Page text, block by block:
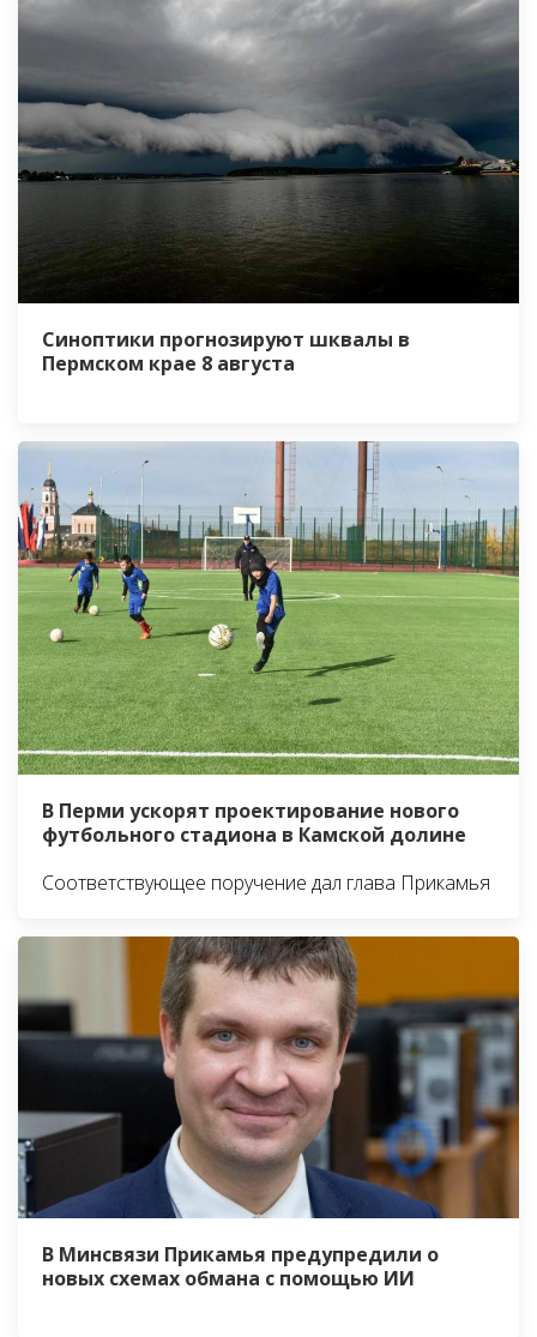
Синоптики прогнозируют шквалы в
Пермском крае 8 августа
В Перми ускорят проектирование нового
футбольного стадиона в Камской долине
Соответствующее поручение дал глава Прикамья
В Минсвязи Прикамья предупредили о
новых схемах обмана с помощью ИИ